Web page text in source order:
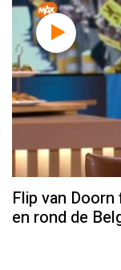
Flip van
en rond de